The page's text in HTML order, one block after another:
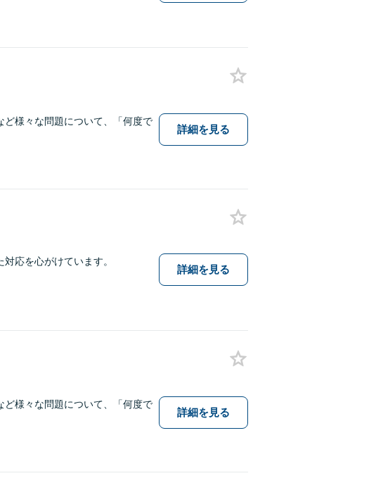
ど様々な問題について、「何度で
詳細を見る
応を心がけています。
詳細を見る
ど様々な問題について、「何度で
詳細を見る